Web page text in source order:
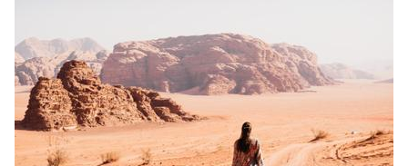
где их купить.